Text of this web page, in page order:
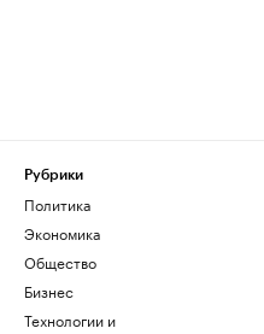
Рубрики
Политика
Экономика
Общество
Бизнес
Технологии и